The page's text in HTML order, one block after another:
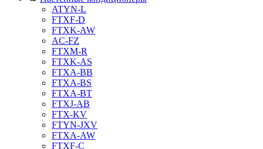
ATYN-L
FTXF-D
FTXK-AW
AC-FZ
FTXM-R
FTXK-AS
FTXA-BB
FTXA-BS
FTXA-BT
FTXJ-AB
FTX-KV
FTYN-JXV
FTXA-AW
FTXF-C